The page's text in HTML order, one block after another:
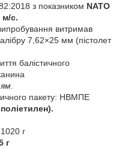
з показником NATO
м/с.
витримав
7,62×25 мм (пістолет
балістичного
пакету: НВМПЕ
г
г